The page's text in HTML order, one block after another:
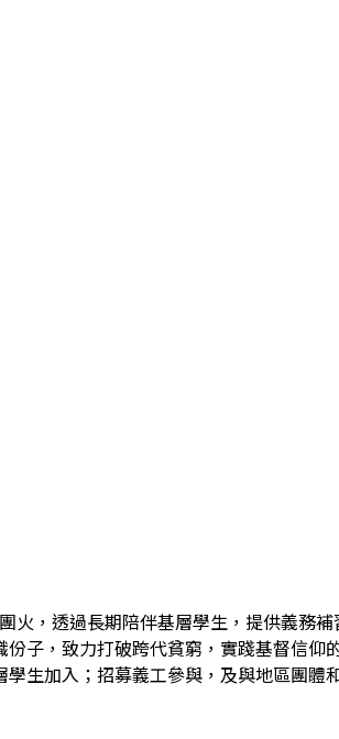
火，透過長期陪伴基層學生，提供義務補
子，致力打破跨代貧窮，實踐基督信仰
生加入；招募義工參與，及與地區團體